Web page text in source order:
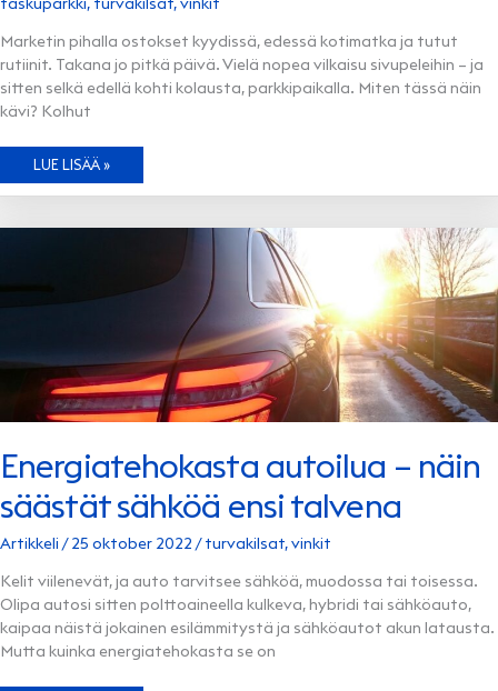
Marketin pihalla ostokset kyydissä, edessä kotimatka ja tutut
rutiinit. Takana jo pitkä päivä. Vielä nopea vilkaisu sivupeleihin – ja
sitten selkä edellä kohti kolausta, parkkipaikalla. Miten tässä näin
kävi? Kolhut
HYVÄLLÄ
VÄLTÄT
LUE LISÄÄ »
Energiatehokasta autoilua – näin
säästät sähköä ensi talvena
Artikkeli /25 oktober 2022 /turvakilsat,vinkit
Kelit viilenevät, ja auto tarvitsee sähköä, muodossa tai toisessa.
Olipa autosi sitten polttoaineella kulkeva, hybridi tai sähköauto,
kaipaa näistä jokainen esilämmitystä ja sähköautot akun latausta.
Mutta kuinka energiatehokasta se on